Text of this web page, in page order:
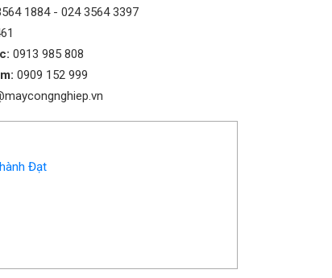
1884- 024 3564 3397
0913 985 808
0909 152 999
Đạt